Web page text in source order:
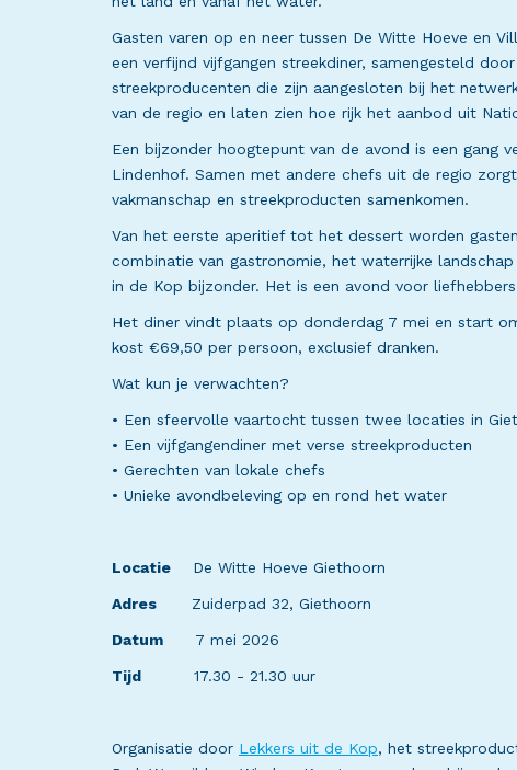
Gasten varen op en neer tussen De Witte Hoeve en
een verfijnd vijfgangen streekdiner, samengesteld
streekproducenten die zijn aangesloten bij het
van de regio en laten zien hoe rijk het aanbod uit
Een bijzonder hoogtepunt van de avond is een gang
Lindenhof. Samen met andere chefs uit de regio
vakmanschap en streekproducten samenkomen.
Van het eerste aperitief tot het dessert worden
combinatie van gastronomie, het waterrijke
in de Kop bijzonder. Het is een avond voor
Het diner vindt plaats op donderdag 7 mei en start
kost €69,50 per persoon, exclusief dranken.
Wat kun je verwachten?
• Een sfeervolle vaartocht tussen twee locaties in
• Een vijfgangendiner met verse streekproducten
• Gerechten van lokale chefs
• Unieke avondbeleving op en rond het water
Locatie De Witte Hoeve Giethoorn
Adres Zuiderpad 32, Giethoorn
Datum 7 mei 2026
Tijd 17.30 - 21.30 uur
Organisatie door Lekkers uit de Kop, het